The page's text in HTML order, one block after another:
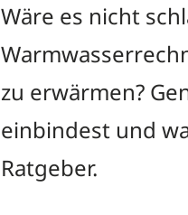
Wäre es nicht
zu erwärmen?
einbindest und
Ratgeber.